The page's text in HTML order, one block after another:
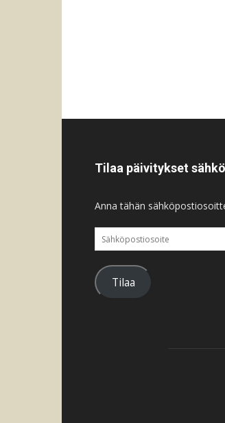
Tilaa päivitykset
Anna tähän
Sähköpostiosoite
Tilaa